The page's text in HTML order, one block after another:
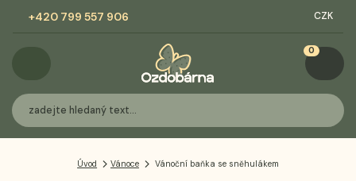
+420 799 557 906 CZK
0
Úvod Vánoce Vánoční baňka se sněhulákem